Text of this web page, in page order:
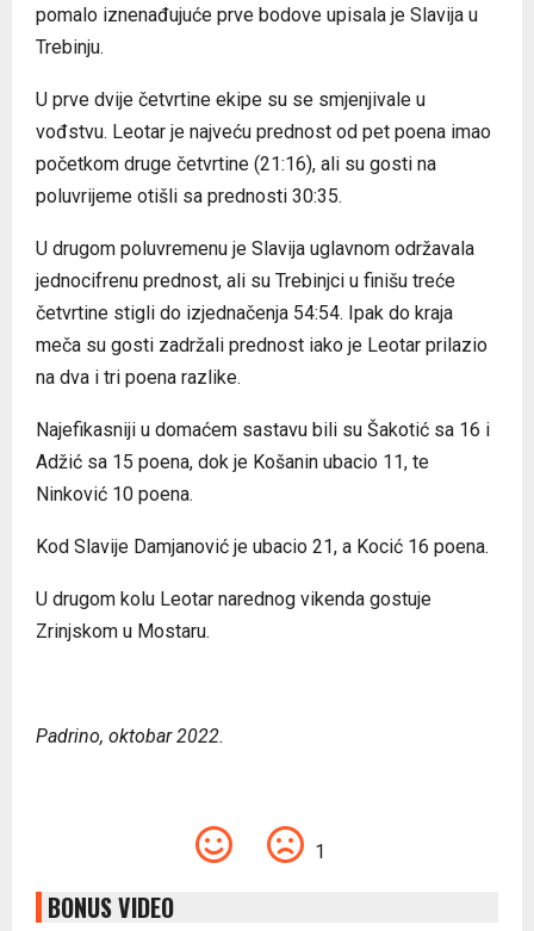
pomalo iznenađujuće prve bodove upisala je Slavija u
Trebinju.
U prve dvije četvrtine ekipe su se smjenjivale u
vođstvu. Leotar je najveću prednost od pet poena imao
početkom druge četvrtine (21:16), ali su gosti na
poluvrijeme otišli sa prednosti 30:35.
U drugom poluvremenu je Slavija uglavnom održavala
jednocifrenu prednost, ali su Trebinjci u finišu treće
četvrtine stigli do izjednačenja 54:54. Ipak do kraja
meča su gosti zadržali prednost iako je Leotar prilazio
na dva i tri poena razlike.
Najefikasniji u domaćem sastavu bili su Šakotić sa 16 i
Adžić sa 15 poena, dok je Košanin ubacio 11, te
Ninković 10 poena.
Kod Slavije Damjanović je ubacio 21, a Kocić 16 poena.
U drugom kolu Leotar narednog vikenda gostuje
Zrinjskom u Mostaru.
Padrino, oktobar 2022.
1
BONUS VIDEO